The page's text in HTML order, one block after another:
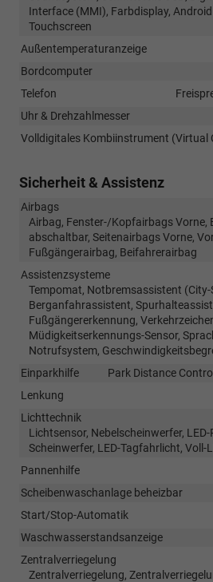
Interface (MMI), Farbdisplay,
Touchscreen
Außentemperaturanzeige
Bordcomputer
Telefon
Uhr & Drehzahlmesser
Volldigitales Kombiinstrument (Virtual
Sicherheit & Assistenz
Airbags
Airbag, Fenster-/Kopfairbags Vorne,
abschaltbar, Seitenairbags Vorne,
Fußgängerairbag, Beifahrerairbag
Assistenzsysteme
Tempomat, Notbremsassistent (City-
Berganfahrassistent,
Fußgängererkennung,
Müdigkeitserkennungs-Sensor,
Notrufsystem,
Einparkhilfe
Park Distance
Lenkung
Lichttechnik
Lichtsensor, Nebelscheinwerfer,
Scheinwerfer, LED-Tagfahrlicht, Voll-
Pannenhilfe
Scheibenwaschanlage beheizbar
Start/Stop-Automatik
Waschwasserstandsanzeige
Zentralverriegelung
Zentralverriegelung,